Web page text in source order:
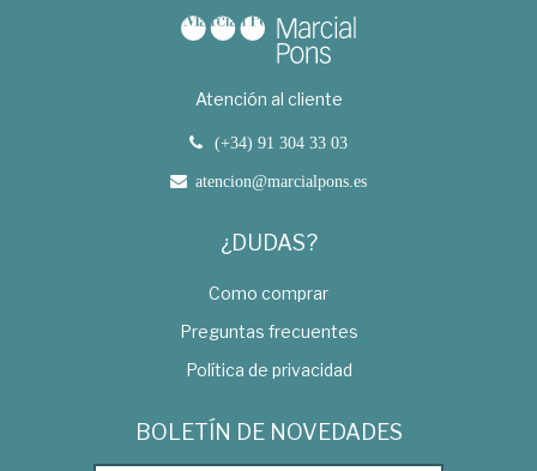
Atención al cliente
(+34) 91 304 33 03
atencion@marcialpons.es
¿DUDAS?
Como comprar
Preguntas frecuentes
Política de privacidad
BOLETÍN DE NOVEDADES